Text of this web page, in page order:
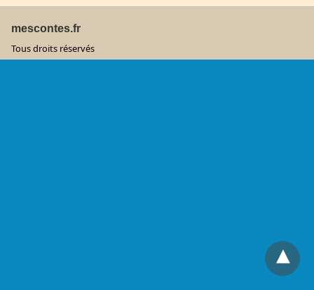
mescontes.fr
Tous droits réservés